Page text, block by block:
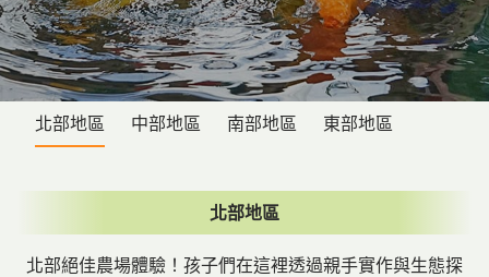
北部地區 中部地區 南部地區 東部地區
北部地區
北部絕佳農場體驗！孩子們在這裡透過親手實作與生態探